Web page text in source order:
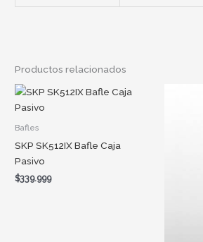
Productos relacionados
Bafles
SKP SK512IX Bafle Caja
Pasivo
$339.999